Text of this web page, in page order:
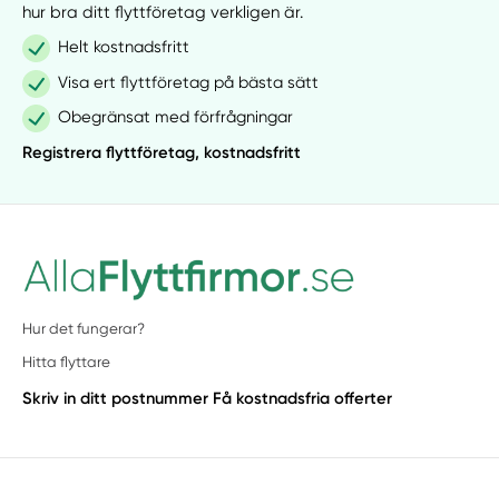
hur bra ditt flyttföretag verkligen är.
Helt kostnadsfritt
Visa ert flyttföretag på bästa sätt
Obegränsat med förfrågningar
Registrera flyttföretag, kostnadsfritt
Hur det fungerar?
Hitta flyttare
Skriv in ditt postnummer Få kostnadsfria offerter